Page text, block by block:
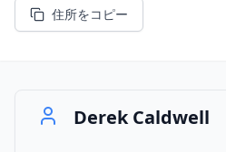
住所をコピー
Derek Caldwell